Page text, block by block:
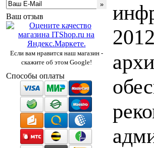
Ваш отзыв
Если вам нравится наш магазин -
скажите об этом Google!
Способы оплаты